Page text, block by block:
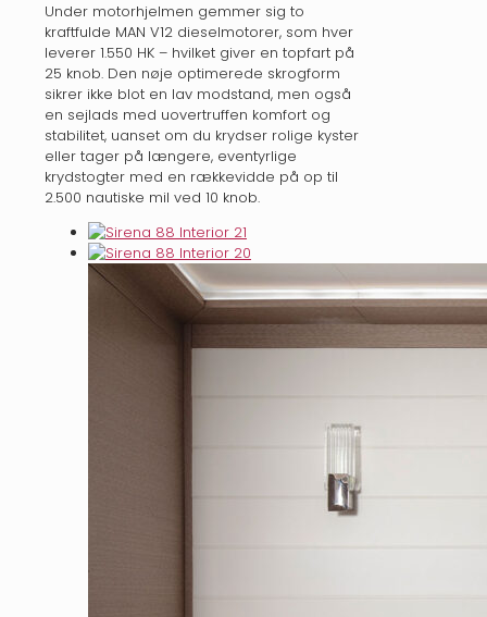
Under motorhjelmen gemmer sig to
kraftfulde MAN V12 dieselmotorer, som hver
leverer 1.550 HK – hvilket giver en topfart på
25 knob. Den nøje optimerede skrogform
sikrer ikke blot en lav modstand, men også
en sejlads med uovertruffen komfort og
stabilitet, uanset om du krydser rolige kyster
eller tager på længere, eventyrlige
krydstogter med en rækkevidde på op til
2.500 nautiske mil ved 10 knob.